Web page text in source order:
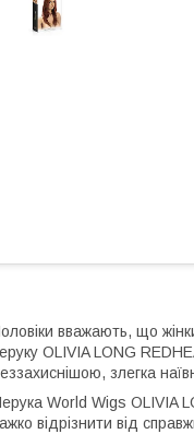
вважають, що
OLIVIA LONG
злегка
World Wigs OLIVIA
відрізнити від